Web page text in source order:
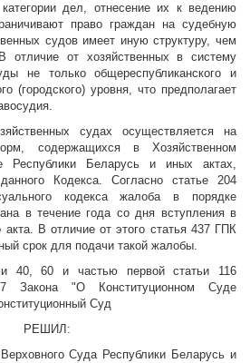
дел, отнесение их к ведению
право граждан на судебную
судов имеет иную структуру, чем
отличие от хозяйственных в систему
не только общереспубликанского и
(городского) уровня, что предполагает
судах осуществляется на
содержащихся в Хозяйственном
Республики Беларусь и иных актах,
Кодекса. Согласно статье 204
кодекса жалоба в порядке
в течение года со дня вступления в
акта. В отличие от этого статья 437 ГПК
срок для подачи такой жалобы.
40, 60 и частью первой статьи 116
7 Закона "О Конституционном Суде
Суд
PЕШИЛ:
Суда Республики Беларусь и